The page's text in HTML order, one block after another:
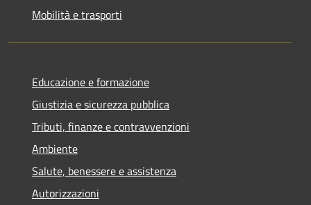
Mobilità e trasporti
Educazione e formazione
Giustizia e sicurezza pubblica
Tributi, finanze e contravvenzioni
Ambiente
Salute, benessere e assistenza
Autorizzazioni